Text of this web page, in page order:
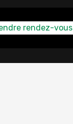
rendez-vous
04-17